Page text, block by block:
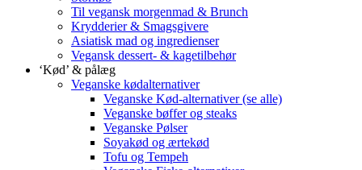
Til vegansk morgenmad & Brunch
Krydderier & Smagsgivere
Asiatisk mad og ingredienser
Vegansk dessert- & kagetilbehør
‘Kød’ & pålæg
Veganske kødalternativer
Veganske Kød-alternativer (se alle)
Veganske bøffer og steaks
Veganske Pølser
Soyakød og ærtekød
Tofu og Tempeh